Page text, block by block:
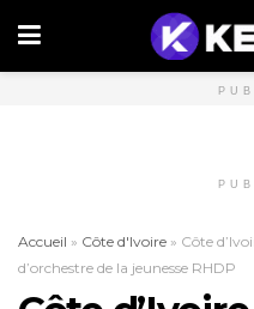
Accueil » Côte d'Ivoire » Côte
d’orchestre de la jeunesse RHDP